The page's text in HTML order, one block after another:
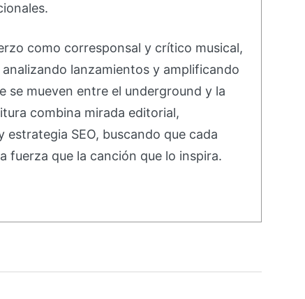
como corresponsal y crítico musical,
lanzamientos y amplificando
se mueven entre el underground y la
combina mirada editorial,
estrategia SEO, buscando que cada
fuerza que la canción que lo inspira.